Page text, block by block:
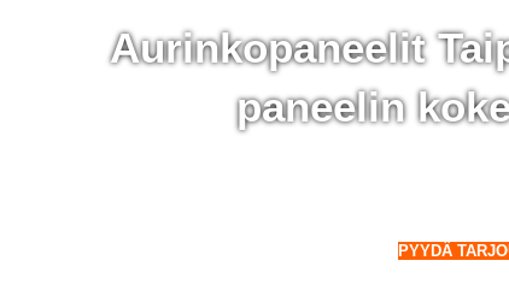
Aurinkopaneelit
paneelin
PYYDÄ